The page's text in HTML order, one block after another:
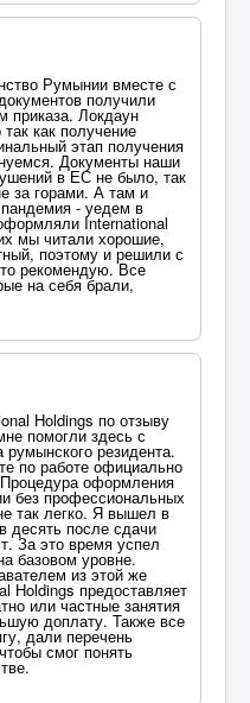
Румынии вместе с
получили
приказа. Локдаун
как получение
этап получения
Документы наши
в ЕС не было, так
за горами. А там и
- уедем в
International
мы читали хорошие,
поэтому и решили с
рекомендую. Все
на себя брали,
Holdings по отзыву
помогли здесь с
румынского резидента.
по работе официально
оформления
без профессиональных
так легко. Я вышел в
десять после сдачи
За это время успел
базовом уровне.
из этой же
Holdings предоставляет
или частные занятия
доплату. Также все
дали перечень
смог понять